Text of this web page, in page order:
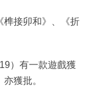
榫接卯和》、《折
）有一款遊戲獲
獲批。